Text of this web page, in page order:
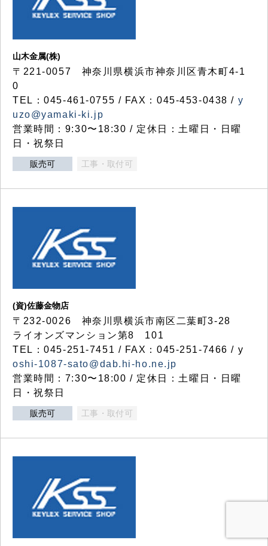
山木金属(株)
〒221-0057 神奈川県横浜市神奈川区青木町4-1
0
TEL：045-461-0755 / FAX：045-453-0438 / y
uzo@yamaki-ki.jp
営業時間：9:30〜18:30 / 定休日：土曜日・日曜
日・祝祭日
販売可 工事・取付可
(資)佐藤金物店
〒232-0026 神奈川県横浜市南区二葉町3-28
ライオンズマンション第8 101
TEL：045-251-7451 / FAX：045-251-7466 / y
oshi-1087-sato@dab.hi-ho.ne.jp
営業時間：7:30〜18:00 / 定休日：土曜日・日曜
日・祝祭日
販売可 工事・取付可